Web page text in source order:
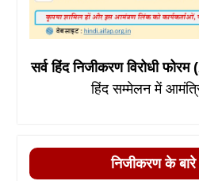
सर्व हिंद निजीकरण विरोधी
हिंद सम्मेलन में
निजीकरण के बारे